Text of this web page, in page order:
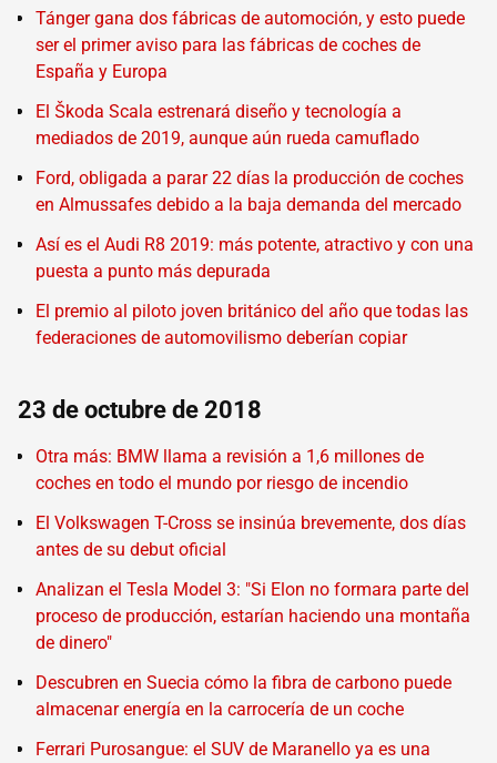
Tánger gana dos fábricas de automoción, y esto puede
ser el primer aviso para las fábricas de coches de
España y Europa
El Škoda Scala estrenará diseño y tecnología a
mediados de 2019, aunque aún rueda camuflado
Ford, obligada a parar 22 días la producción de coches
en Almussafes debido a la baja demanda del mercado
Así es el Audi R8 2019: más potente, atractivo y con una
puesta a punto más depurada
El premio al piloto joven británico del año que todas las
federaciones de automovilismo deberían copiar
23 de octubre de 2018
Otra más: BMW llama a revisión a 1,6 millones de
coches en todo el mundo por riesgo de incendio
El Volkswagen T-Cross se insinúa brevemente, dos días
antes de su debut oficial
Analizan el Tesla Model 3: "Si Elon no formara parte del
proceso de producción, estarían haciendo una montaña
de dinero"
Descubren en Suecia cómo la fibra de carbono puede
almacenar energía en la carrocería de un coche
Ferrari Purosangue: el SUV de Maranello ya es una